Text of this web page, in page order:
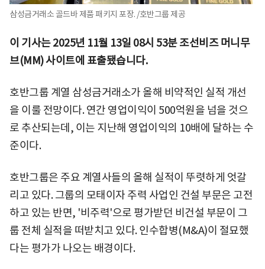
삼성금거래소 골드바 제품 패키지 포장. /호반그룹 제공
이 기사는 2025년 11월 13일 08시 53분 조선비즈 머니무
브(MM) 사이트에 표출됐습니다.
호반그룹 계열 삼성금거래소가 올해 비약적인 실적 개선
을 이룰 전망이다. 연간 영업이익이 500억원을 넘을 것으
로 추산되는데, 이는 지난해 영업이익의 10배에 달하는 수
준이다.
호반그룹은 주요 계열사들의 올해 실적이 뚜렷하게 엇갈
리고 있다. 그룹의 모태이자 주력 사업인 건설 부문은 고전
하고 있는 반면, '비주력'으로 평가받던 비건설 부문이 그
룹 전체 실적을 떠받치고 있다. 인수합병(M&A)이 절묘했
다는 평가가 나오는 배경이다.